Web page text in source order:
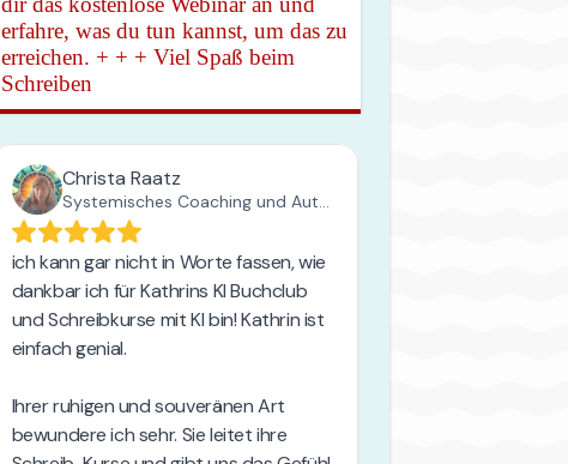
erfahre, was du tun kannst, um das zu
erreichen. + + + Viel Spaß beim
Schreiben